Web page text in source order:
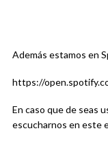
Además estamos en
https://
En caso que de seas
escucharnos en este